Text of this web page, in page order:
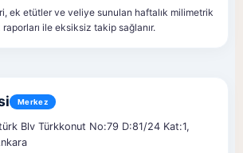
ek etütler ve veliye sunulan haftalık milimetrik
ile eksiksiz takip sağlanır.
Merkez
Blv Türkkonut No:79 D:81/24 Kat:1,